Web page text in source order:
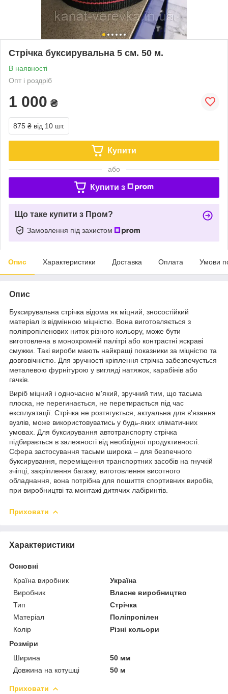
Стрічка буксирувальна 5 см. 50 м.
В наявності
Опт і роздріб
1 000 ₴
875 ₴ від 10 шт.
Купити
або
Купити з
Що таке купити з Пром?
Замовлення під захистом
Опис Характеристики Доставка Оплата Умови
Опис
Буксирувальна стрічка відома як міцний, зносостійкий
матеріал із відмінною міцністю. Вона виготовляється з
поліпропіленових ниток різного кольору, може бути
виготовлена ​​в монохромній палітрі або контрастні яскраві
смужки. Такі вироби мають найкращі показники за міцністю та
довговічністю. Для зручності кріплення стрічка забезпечується
металевою фурнітурою у вигляді натяжок, карабінів або
гачків.
Виріб міцний і одночасно м'який, зручний тим, що тасьма
плоска, не перегинається, не перетирається під час
експлуатації. Стрічка не розтягується, актуальна для в'язання
вузлів, може використовуватись у будь-яких кліматичних
умовах. Для буксирування автотранспорту стрічка
підбирається в залежності від необхідної продуктивності.
Сфера застосування тасьми широка – для безпечного
буксирування, переміщення транспортних засобів на гнучкій
зчіпці, закріплення багажу, виготовлення висотного
обладнання, вона потрібна для пошиття спортивних виробів,
при виробництві та монтажі дитячих лабіринтів.
Приховати
Характеристики
Основні
Країна виробник
Україна
Виробник
Власне виробництво
Тип
Стрічка
Матеріал
Поліпропілен
Колір
Різні кольори
Розміри
Ширина
50 мм
Довжина на котушці
50 м
Приховати